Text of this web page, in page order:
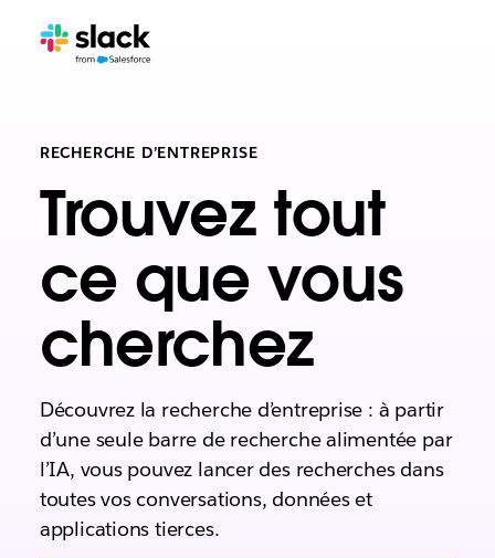
RECHERCHE D’ENTREPRISE
Trouvez tout
ce que vous
cherchez
Découvrez la recherche d’entreprise : à partir
d’une seule barre de recherche alimentée par
l’IA, vous pouvez lancer des recherches dans
toutes vos conversations, données et
applications tierces.